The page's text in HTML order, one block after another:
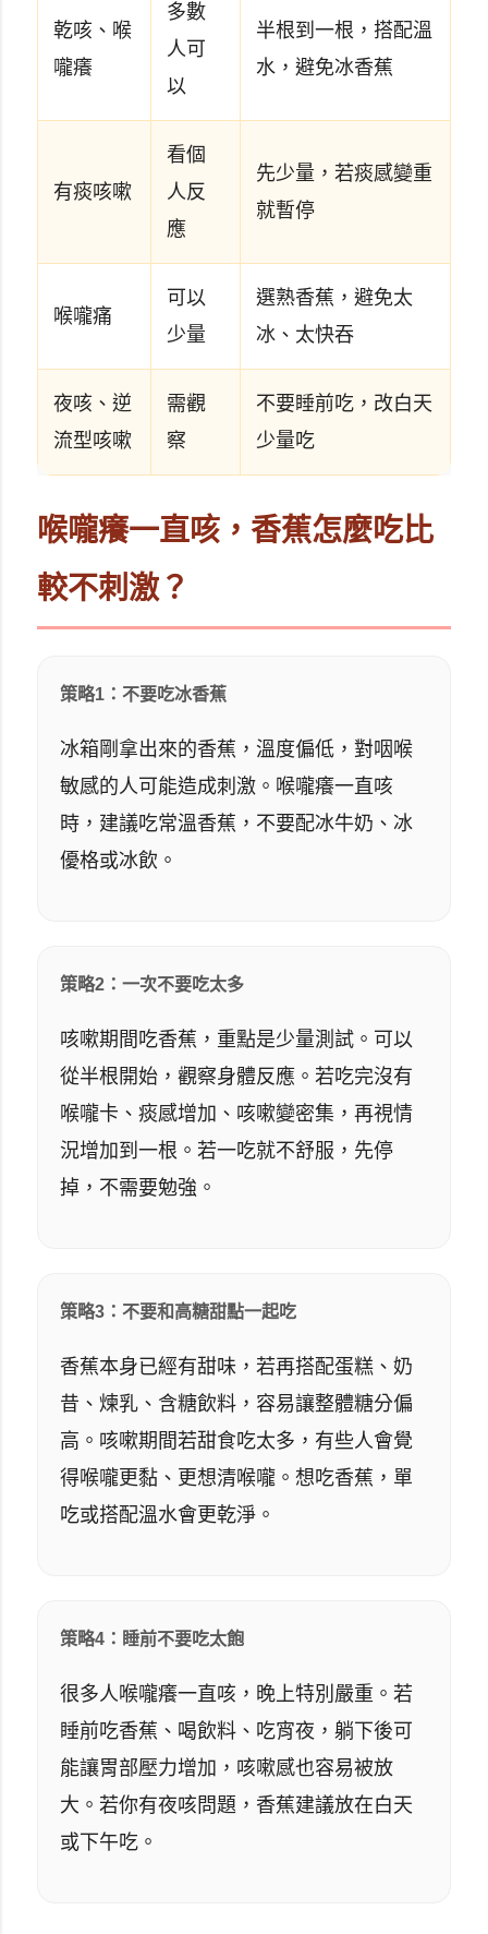
乾咳、喉
嚨癢
多數
人可
以
半根到一根，搭配溫
水，避免冰香蕉
有痰咳嗽
看個
人反
應
先少量，若痰感變重
就暫停
喉嚨痛
可以
少量
選熟香蕉，避免太
冰、太快吞
夜咳、逆
流型咳嗽
需觀
察
不要睡前吃，改白天
少量吃
喉嚨癢一直咳，香蕉怎麼吃比
較不刺激？
策略1：不要吃冰香蕉
冰箱剛拿出來的香蕉，溫度偏低，對咽喉
敏感的人可能造成刺激。喉嚨癢一直咳
時，建議吃常溫香蕉，不要配冰牛奶、冰
優格或冰飲。
策略2：一次不要吃太多
咳嗽期間吃香蕉，重點是少量測試。可以
從半根開始，觀察身體反應。若吃完沒有
喉嚨卡、痰感增加、咳嗽變密集，再視情
況增加到一根。若一吃就不舒服，先停
掉，不需要勉強。
策略3：不要和高糖甜點一起吃
香蕉本身已經有甜味，若再搭配蛋糕、奶
昔、煉乳、含糖飲料，容易讓整體糖分偏
高。咳嗽期間若甜食吃太多，有些人會覺
得喉嚨更黏、更想清喉嚨。想吃香蕉，單
吃或搭配溫水會更乾淨。
策略4：睡前不要吃太飽
很多人喉嚨癢一直咳，晚上特別嚴重。若
睡前吃香蕉、喝飲料、吃宵夜，躺下後可
能讓胃部壓力增加，咳嗽感也容易被放
大。若你有夜咳問題，香蕉建議放在白天
或下午吃。